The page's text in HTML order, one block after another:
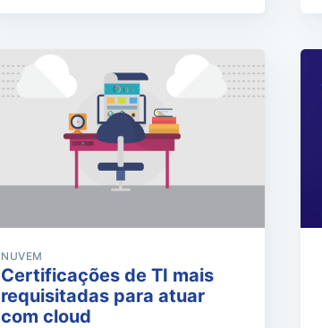
NUVEM
Certificações de TI mais
requisitadas para atuar
com cloud